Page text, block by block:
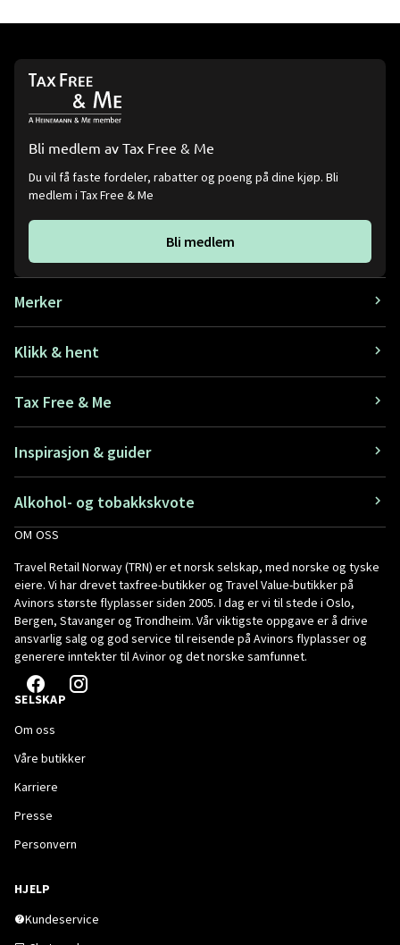
Bli medlem av Tax Free & Me
Du vil få faste fordeler, rabatter og poeng på dine kjøp. Bli
medlem i Tax Free & Me
Bli medlem
Merker
Klikk & hent
Tax Free & Me
Inspirasjon & guider
Alkohol- og tobakkskvote
OM OSS
Travel Retail Norway (TRN) er et norsk selskap, med norske og tyske
eiere. Vi har drevet taxfree-butikker og Travel Value-butikker på
Avinors største flyplasser siden 2005. I dag er vi til stede i Oslo,
Bergen, Stavanger og Trondheim. Vår viktigste oppgave er å drive
ansvarlig salg og god service til reisende på Avinors flyplasser og
generere inntekter til Avinor og det norske samfunnet.
SELSKAP
Om oss
Våre butikker
Karriere
Presse
Personvern
HJELP
Kundeservice